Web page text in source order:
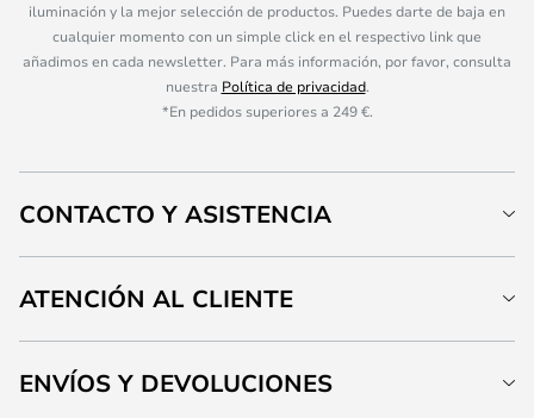
iluminación y la mejor selección de productos. Puedes darte de baja en
cualquier momento con un simple click en el respectivo link que
añadimos en cada newsletter. Para más información, por favor, consulta
nuestra Política de privacidad.
*En pedidos superiores a 249 €.
CONTACTO Y ASISTENCIA
ATENCIÓN AL CLIENTE
ENVÍOS Y DEVOLUCIONES